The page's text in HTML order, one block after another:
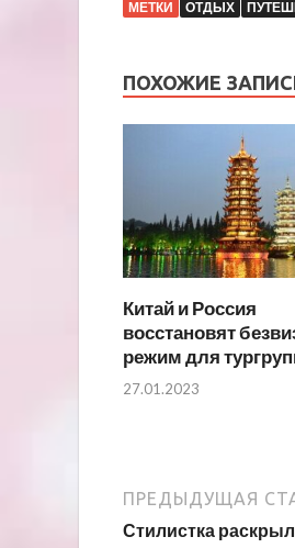
МЕТКИ ОТДЫХ
ПОХОЖИЕ
Китай и Россия
восстановят
режим для
27.01.2023
ПРЕДЫДУЩАЯ
Стилистка